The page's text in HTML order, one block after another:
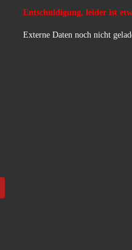
Entschuldigung, leider ist
Externe Daten noch nicht